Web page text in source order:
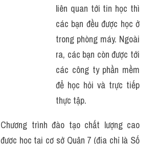
liên quan tới tin học thì
các bạn đều được học ở
trong phòng máy. Ngoài
ra, các bạn còn được tới
các công ty phần mềm
để học hỏi và trực tiếp
thực tập.
Chương trình đào tạo chất lượng cao
được học tại cơ sở Quận 7 (địa chỉ là Số